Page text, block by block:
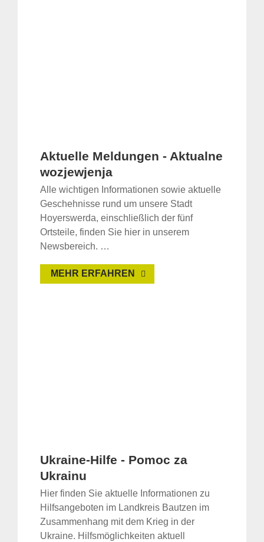
Aktuelle Meldungen - Aktualne
wozjewjenja
Alle wichtigen Informationen sowie aktuelle
Geschehnisse rund um unsere Stadt
Hoyerswerda, einschließlich der fünf
Ortsteile, finden Sie hier in unserem
Newsbereich. …
MEHR ERFAHREN
Ukraine-Hilfe - Pomoc za
Ukrainu
Hier finden Sie aktuelle Informationen zu
Hilfsangeboten im Landkreis Bautzen im
Zusammenhang mit dem Krieg in der
Ukraine. Hilfsmöglichkeiten aktuell